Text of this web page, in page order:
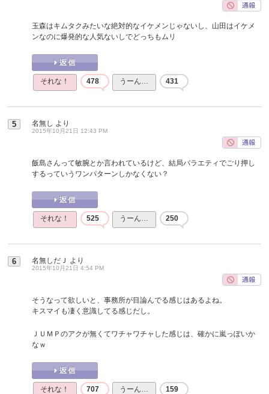
玉森はキムタクみたいな絶対的なイケメンじゃないし、山田はイケメ
ンなのに爆発的な人気ないしでどっちもムリ
それな！ 478 うーん… 431
5 名無し より
2015年10月21日 12:43 PM
飯島さんって敏腕とか言われているけど、結局バラエティでごり押し
するっていうワンパターンしかなくない？
それな！ 525 うーん… 250
6 名無しだＪ より
2015年10月21日 4:54 PM
そうなって欲しいと、事務所が目論んでる感じはあるよね。
キスマイも凄く意識してる感じだし。
ＪＵＭＰのアクが無くてワチャワチャした感じは、確かに嵐っぽいか
なｗ
それな！ 707 うーん… 159